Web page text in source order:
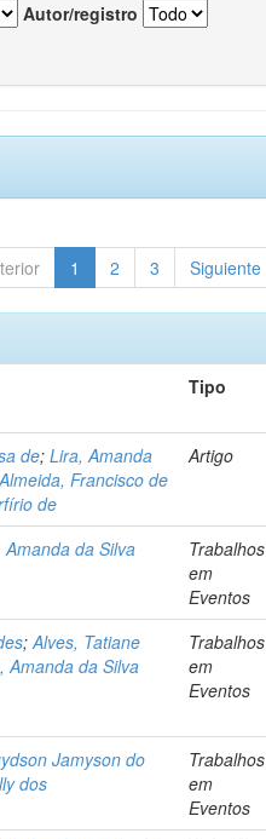
Autor/registro
1 2 3 Siguiente
Tipo
de;Lira, Amanda
Almeida, Francisco de
de
Artigo
Amanda da Silva
Trabalhos
em
Eventos
;Alves, Tatiane
Amanda da Silva
Trabalhos
em
Eventos
Jamyson do
dos
Trabalhos
em
Eventos